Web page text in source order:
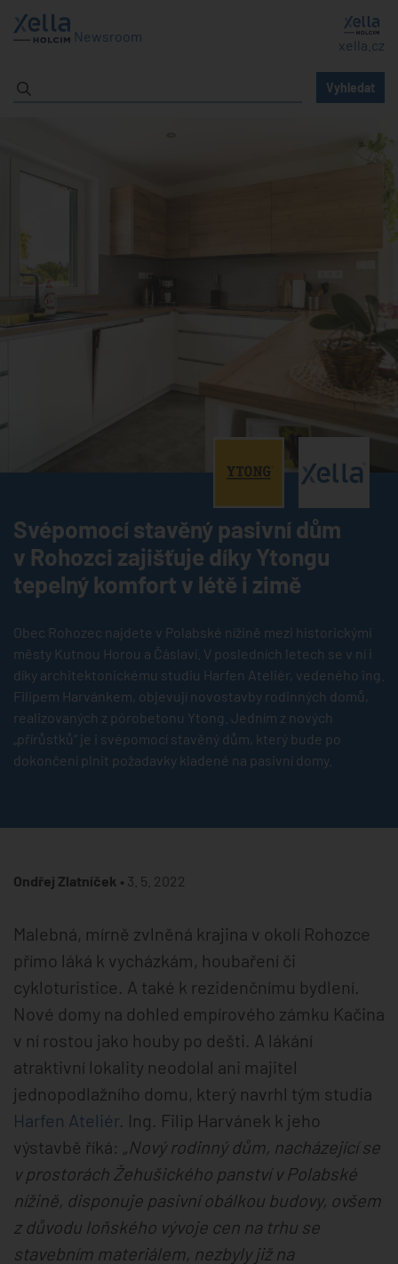
Newsroom
xella.cz
Svépomocí stavěný pasivní dům
v Rohozci zajišťuje díky Ytongu
tepelný komfort v létě i zimě
Obec Rohozec najdete v Polabské nížině mezi historickými
městy Kutnou Horou a Čáslaví. V posledních letech se v ní i
díky architektonickému studiu Harfen Ateliér, vedeného ing.
Filipem Harvánkem, objevují novostavby rodinných domů,
realizovaných z pórobetonu Ytong. Jedním z nových
„přírůstků“ je i svépomocí stavěný dům, který bude po
dokončení plnit požadavky kladené na pasivní domy.
Ondřej Zlatníček • 3. 5. 2022
Malebná, mírně zvlněná krajina v okolí Rohozce
přímo láká k vycházkám, houbaření či
cykloturistice. A také k rezidenčnímu bydlení.
Nové domy na dohled empírového zámku Kačina
v ní rostou jako houby po dešti. A lákání
atraktivní lokality neodolal ani majitel
jednopodlažního domu, který navrhl tým studia
Harfen Ateliér. Ing. Filip Harvánek k jeho
výstavbě říká: „Nový rodinný dům, nacházející se
v prostorách Žehušického panství v Polabské
nížině, disponuje pasivní obálkou budovy, ovšem
z důvodu loňského vývoje cen na trhu se
stavebním materiálem, nezbyly již na